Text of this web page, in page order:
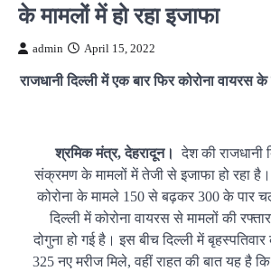
के मामलों में हो रहा इजाफा
admin April 15, 2022
राजधानी दिल्ली में एक बार फिर कोरोना वायरस के
श्रमिक मंत्र, देहरादून। देश की राजधानी
संक्रमण के मामलों में तेजी से इजाफा हो रहा
कोरोना के मामले 150 से बढ़कर 300 के पार
दिल्ली में कोरोना वायरस से मामलों की
दोगुना हो गई है। इस बीच दिल्ली में
325 नए मरीज मिले, वहीं राहत की बात यह है